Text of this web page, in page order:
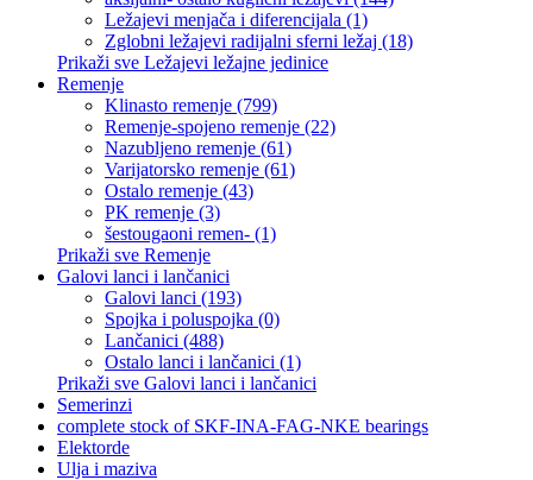
Ležajevi menjača i diferencijala (1)
Zglobni ležajevi radijalni sferni ležaj (18)
Prikaži sve Ležajevi ležajne jedinice
Remenje
Klinasto remenje (799)
Remenje-spojeno remenje (22)
Nazubljeno remenje (61)
Varijatorsko remenje (61)
Ostalo remenje (43)
PK remenje (3)
šestougaoni remen- (1)
Prikaži sve Remenje
Galovi lanci i lančanici
Galovi lanci (193)
Spojka i poluspojka (0)
Lančanici (488)
Ostalo lanci i lančanici (1)
Prikaži sve Galovi lanci i lančanici
Semerinzi
complete stock of SKF-INA-FAG-NKE bearings
Elektorde
Ulja i maziva